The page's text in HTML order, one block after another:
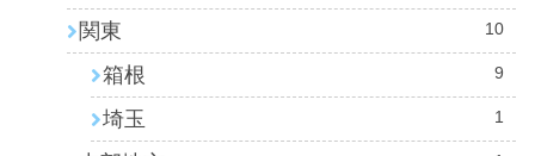
関東 10
箱根 9
埼玉 1